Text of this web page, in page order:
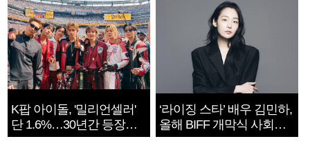
K팝 아이돌, '밀리언셀러'
단 1.6%…30년간 등장
1182개팀 전수조사
‘라이징 스타’ 배우 김민하,
올해 BIFF 개막식 사회자
확정